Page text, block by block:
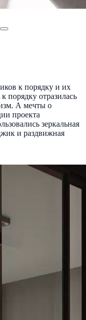
к порядку и их
отразилась
А мечты о
проекта
зеркальная
и раздвижная